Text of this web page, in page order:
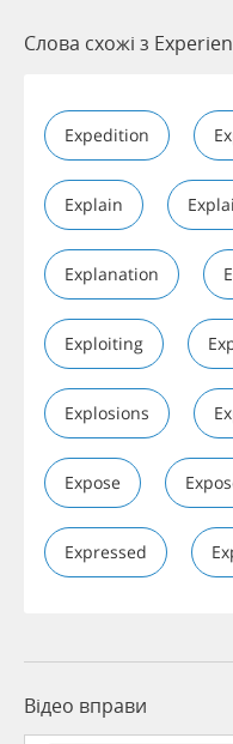
Слова схожі з
Expedition
Explain
Explanation
Exploiting
Explosions
Expose
Expressed
Відео вправи